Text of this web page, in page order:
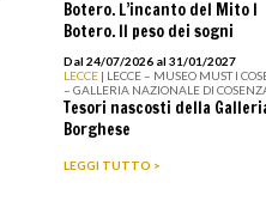
Botero. L’incanto del Mito I
Botero. Il peso dei sogni
Dal 24/07/2026 al 31/01/2027
LECCE | LECCE – MUSEO MUST I
– GALLERIA NAZIONALE DI
Tesori nascosti della
Borghese
LEGGI TUTTO >